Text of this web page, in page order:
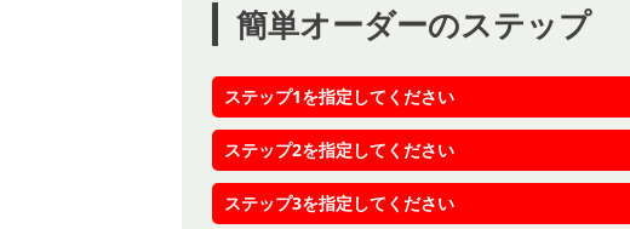
簡単オーダーのステップ
ステップ1を指定してください
ステップ2を指定してください
ステップ3を指定してください